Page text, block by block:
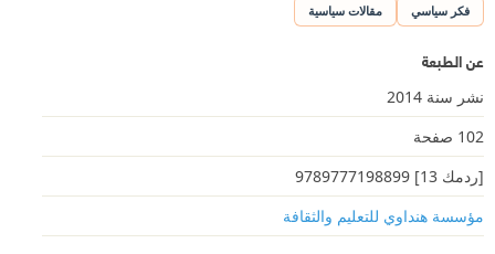
فكر سياسي مقالات سياسية
عن الطبعة
نشر سنة 2014
102 صفحة
[ردمك 13] 9789777198899
مؤسسة هنداوي للتعليم والثقافة